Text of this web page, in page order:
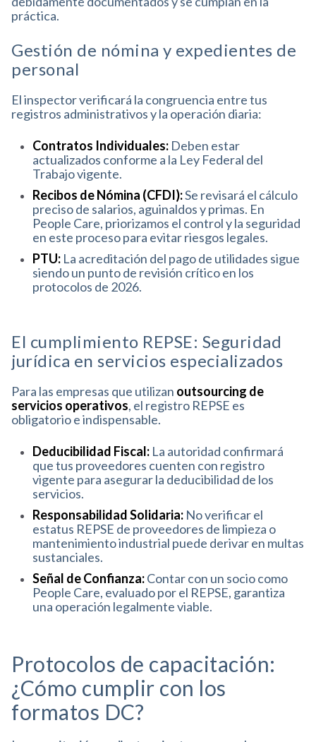
práctica.
Gestión de nómina y expedientes de
personal
El inspector verificará la congruencia entre tus
registros administrativos y la operación diaria:
Contratos Individuales: Deben estar
actualizados conforme a la Ley Federal del
Trabajo vigente.
Recibos de Nómina (CFDI):Se revisará el cálculo
preciso de salarios, aguinaldos y primas. En
People Care, priorizamos el control y la seguridad
en este proceso para evitar riesgos legales.
PTU: La acreditación del pago de utilidades sigue
siendo un punto de revisión crítico en los
protocolos de 2026.
El cumplimiento REPSE: Seguridad
jurídica en servicios especializados
Para las empresas que utilizan outsourcing de
servicios operativos, el registro REPSE es
obligatorio e indispensable.
Deducibilidad Fiscal: La autoridad confirmará
que tus proveedores cuenten con registro
vigente para asegurar la deducibilidad de los
servicios.
Responsabilidad Solidaria: No verificar el
estatus REPSE de proveedores de limpieza o
mantenimiento industrial puede derivar en multas
sustanciales.
Señal de Confianza:Contar con un socio como
People Care, evaluado por el REPSE, garantiza
una operación legalmente viable.
Protocolos de capacitación:
¿Cómo cumplir con los
formatos DC?